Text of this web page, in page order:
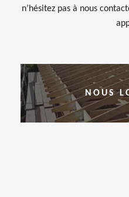
n’hésitez pas à nous
NOUS